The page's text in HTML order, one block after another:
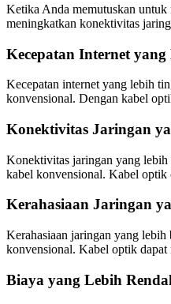
Ketika Anda memutuskan
meningkatkan konektivitas
Kecepatan Internet
Kecepatan internet yang lebih
konvensional. Dengan kabel
Konektivitas Jaringan
Konektivitas jaringan yang
kabel konvensional. Kabel optik
Kerahasiaan Jaringan
Kerahasiaan jaringan yang
konvensional. Kabel optik dapat
Biaya yang Lebih